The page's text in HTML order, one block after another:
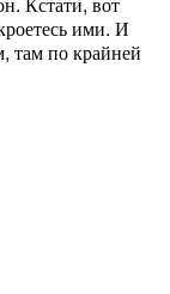
ими. И
там по крайней